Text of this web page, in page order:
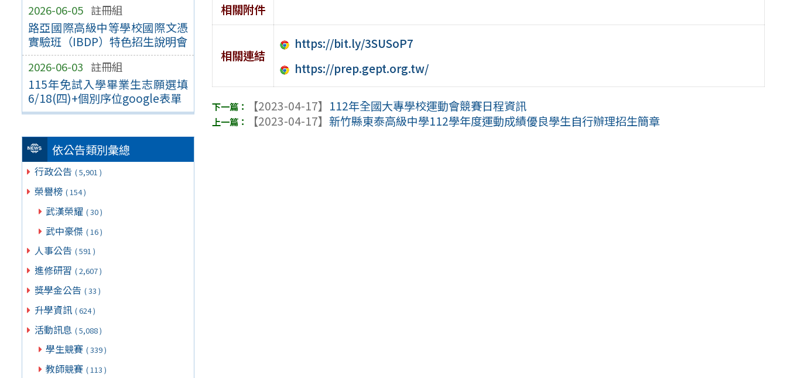
2026-06-05 註冊組
路亞國際高級中等學校國際文憑
實驗班（IBDP）特色招生說明會
2026-06-03 註冊組
115年免試入學畢業生志願選填
6/18(四)+個別序位google表單
依公告類別彙總
行政公告 ( 5,901 )
榮譽榜 ( 154 )
武漢榮耀 ( 30 )
武中豪傑 ( 16 )
人事公告 ( 591 )
進修研習 ( 2,607 )
獎學金公告 ( 33 )
升學資訊 ( 624 )
活動訊息 ( 5,088 )
學生競賽 ( 339 )
教師競賽 ( 113 )
相關附件
相關連結
https://bit.ly/3SUSoP7
https://prep.gept.org.tw/
【2023-04-17】 112年全國大專學校運動會競賽日程資訊
【2023-04-17】 新竹縣東泰高級中學112學年度運動成績優良學生自行辦理招生簡章